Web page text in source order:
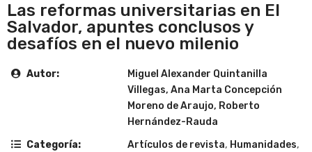
Las reformas universitarias en El
Salvador, apuntes conclusos y
desafíos en el nuevo milenio
Autor:
Miguel Alexander Quintanilla
Villegas, Ana Marta Concepción
Moreno de Araujo, Roberto
Hernández-Rauda
Categoría:
Artículos de revista, Humanidades,